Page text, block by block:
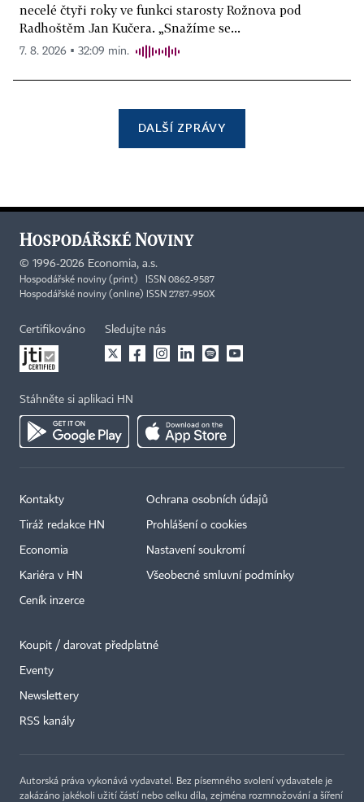
necelé čtyři roky ve funkci starosty Rožnova pod
Radhoštěm Jan Kučera. „Snažíme se...
7. 8. 2026 ▪ 32:09 min.
DALŠÍ ZPRÁVY
© 1996-2026 Economia, a.s.
Hospodářské noviny (print) ISSN 0862-9587
Hospodářské noviny (online) ISSN 2787-950X
Certifikováno Sledujte nás
Stáhněte si aplikaci HN
Kontakty
Tiráž redakce HN
Economia
Kariéra v HN
Ceník inzerce
Ochrana osobních údajů
Prohlášení o cookies
Nastavení soukromí
Všeobecné smluvní podmínky
Koupit / darovat předplatné
Eventy
Newslettery
RSS kanály
Autorská práva vykonává vydavatel. Bez písemného svolení vydavatele je
zakázáno jakékoli užití částí nebo celku díla, zejména rozmnožování a šíření